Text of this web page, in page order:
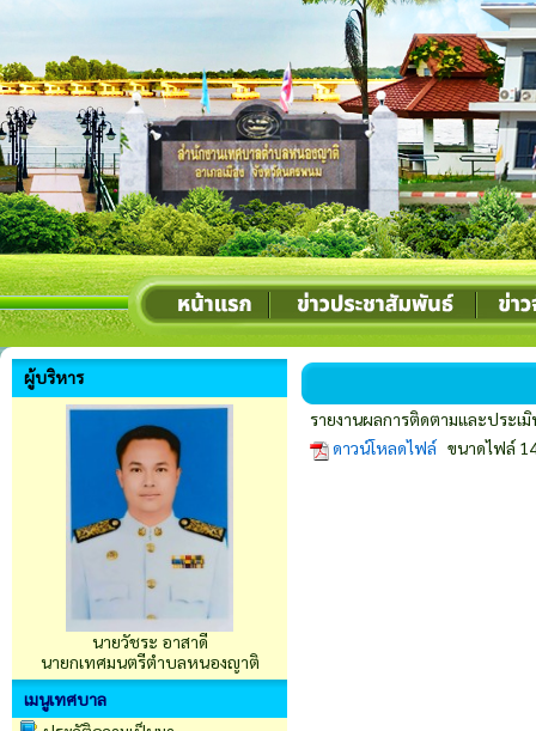
ผู้บริหาร
นายวัชระ อาสาดี
นายกเทศมนตรีตำบลหนองญาติ
เมนูเทศบาล
รายงานผลการติดตามและประเ
ดาวน์โหลดไฟล์ ขนาดไฟล์